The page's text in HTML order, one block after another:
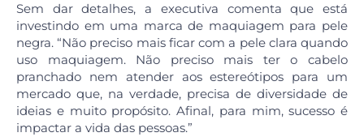
Sem dar detalhes, a executiva comenta que está
investindo em uma marca de maquiagem para pele
negra. “Não preciso mais ficar com a pele clara quando
uso maquiagem. Não preciso mais ter o cabelo
pranchado nem atender aos estereótipos para um
mercado que, na verdade, precisa de diversidade de
ideias e muito propósito. Afinal, para mim, sucesso é
impactar a vida das pessoas.”